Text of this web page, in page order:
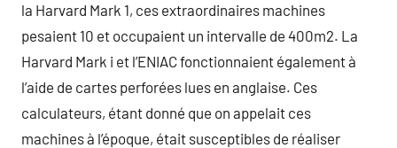
la Harvard Mark 1, ces extraordinaires machines
pesaient 10 et occupaient un intervalle de 400m2. La
Harvard Mark i et l’ENIAC fonctionnaient également à
l’aide de cartes perforées lues en anglaise. Ces
calculateurs, étant donné que on appelait ces
machines à l’époque, était susceptibles de réaliser